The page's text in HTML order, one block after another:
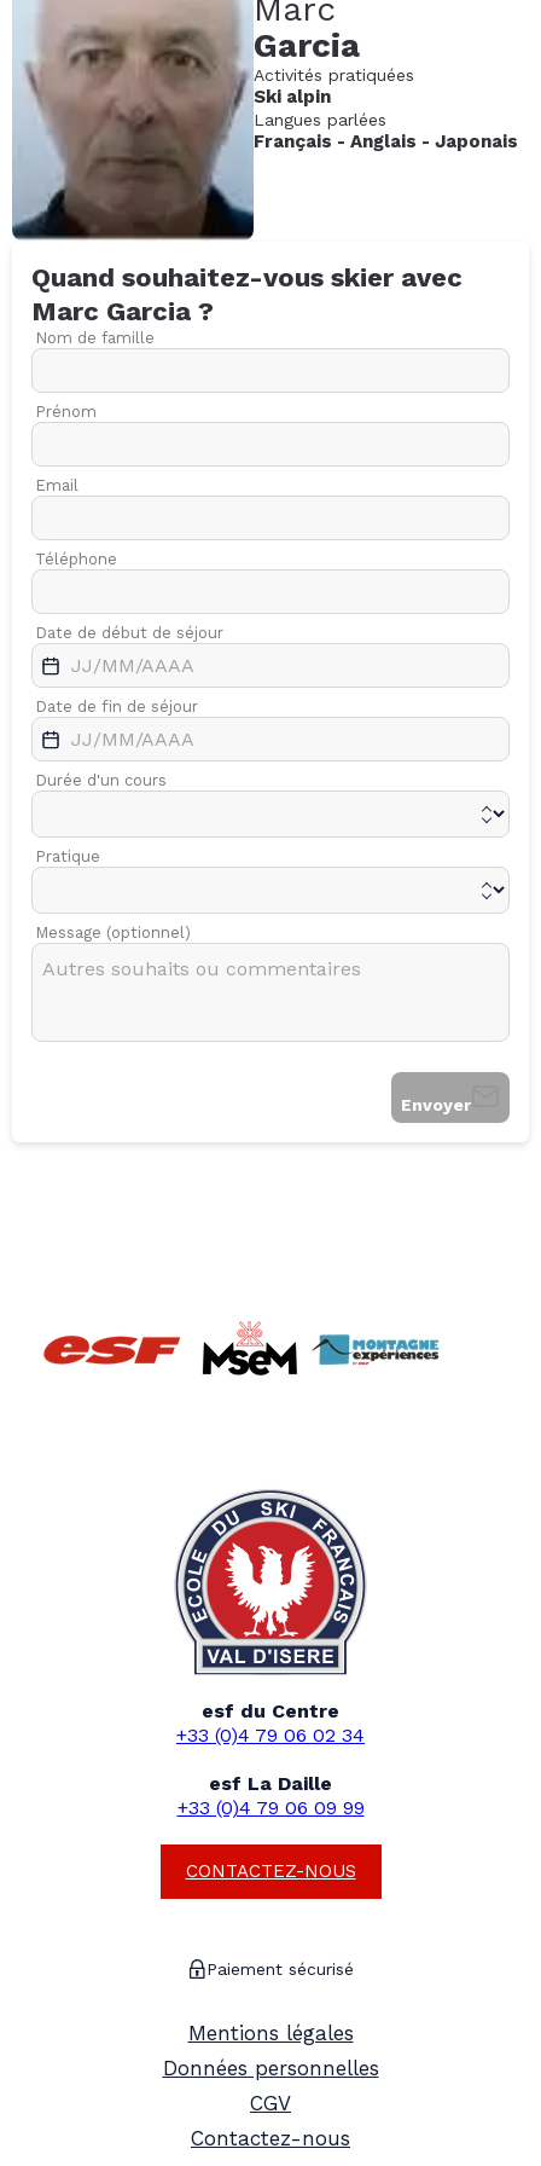
Marc
Garcia
Activités pratiquées
Ski alpin
Langues parlées
Français - Anglais - Japonais
Quand souhaitez-vous skier avec
Marc Garcia ?
Nom de famille
Prénom
Email
Téléphone
Date de début de séjour
Date de fin de séjour
Durée d'un cours
Pratique
Message (optionnel)
Envoyer
esf du Centre
+33 (0)4 79 06 02 34
esf La Daille
+33 (0)4 79 06 09 99
CONTACTEZ-NOUS
Paiement sécurisé
Mentions légales
Données personnelles
CGV
Contactez-nous